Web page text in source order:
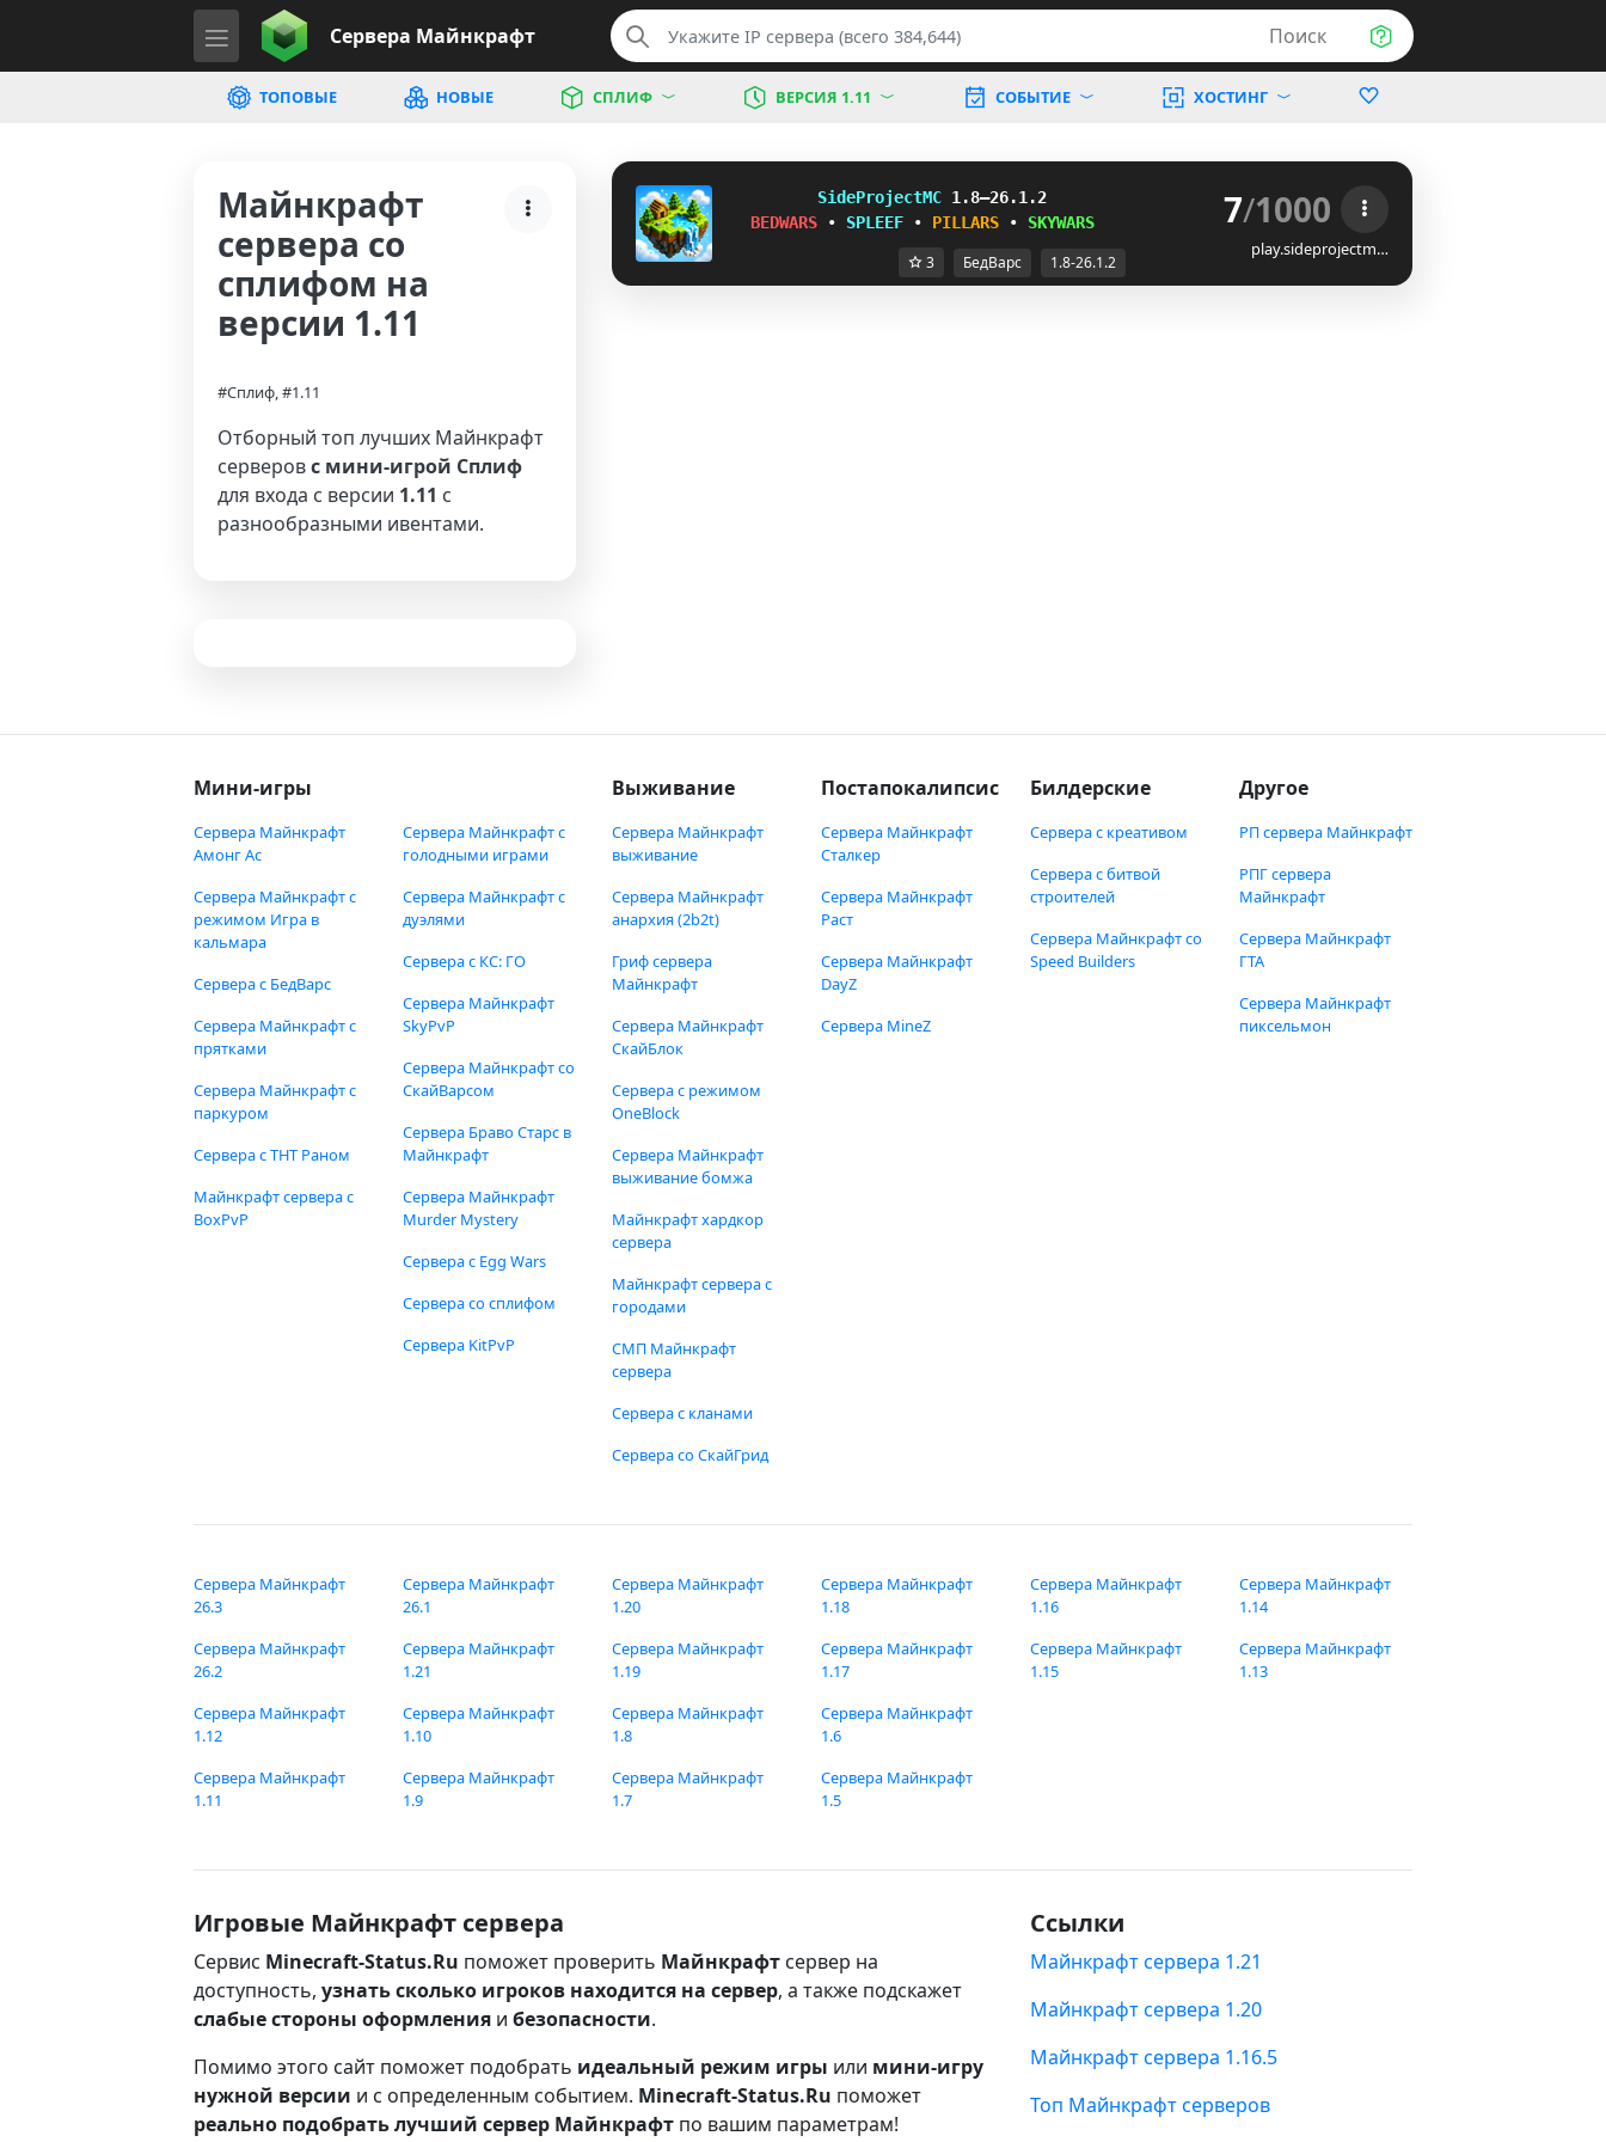
Сервера Майнкрафт Поиск
ТОПОВЫЕ НОВЫЕ СПЛИФ ВЕРСИЯ 1.11 СОБЫТИЕ ХОСТИНГ
Майнкрафт
сервера со
сплифом на
версии 1.11
#Сплиф, #1.11
Отборный топ лучших Майнкрафт
серверовс мини-игрой Сплиф
для входа с версии 1.11 с
разнообразными ивентами.
SideProjectMC 1.8–26.1.2
BEDWARS
• SPLEEF • PILLARS • SKYWARS 7/1000
play.sideprojectm…
3 БедВарс 1.8-26.1.2
Мини-игры
Сервера Майнкрафт
Амонг Ас
Сервера Майнкрафт с
режимом Игра в
кальмара
Сервера с БедВарс
Сервера Майнкрафт с
прятками
Сервера Майнкрафт с
паркуром
Сервера с ТНТ Раном
Майнкрафт сервера с
BoxPvP
Сервера Майнкрафт с
голодными играми
Сервера Майнкрафт с
дуэлями
Сервера с КС: ГО
Сервера Майнкрафт
SkyPvP
Сервера Майнкрафт со
СкайВарсом
Сервера Браво Старс в
Майнкрафт
Сервера Майнкрафт
Murder Mystery
Сервера с Egg Wars
Сервера со сплифом
Сервера KitPvP
Выживание
Сервера Майнкрафт
выживание
Сервера Майнкрафт
анархия (2b2t)
Гриф сервера
Майнкрафт
Сервера Майнкрафт
СкайБлок
Сервера с режимом
OneBlock
Сервера Майнкрафт
выживание бомжа
Майнкрафт хардкор
сервера
Майнкрафт сервера с
городами
СМП Майнкрафт
сервера
Сервера с кланами
Сервера со СкайГрид
Постапокалипсис
Сервера Майнкрафт
Сталкер
Сервера Майнкрафт
Раст
Сервера Майнкрафт
DayZ
Сервера MineZ
Билдерские
Сервера с креативом
Сервера с битвой
строителей
Сервера Майнкрафт со
Speed Builders
Другое
РП сервера Майнкрафт
РПГ сервера
Майнкрафт
Сервера Майнкрафт
ГТА
Сервера Майнкрафт
пиксельмон
Сервера Майнкрафт
26.3
Сервера Майнкрафт
26.2
Сервера Майнкрафт
26.1
Сервера Майнкрафт
1.21
Сервера Майнкрафт
1.20
Сервера Майнкрафт
1.19
Сервера Майнкрафт
1.18
Сервера Майнкрафт
1.17
Сервера Майнкрафт
1.16
Сервера Майнкрафт
1.15
Сервера Майнкрафт
1.14
Сервера Майнкрафт
1.13
Сервера Майнкрафт
1.12
Сервера Майнкрафт
1.11
Сервера Майнкрафт
1.10
Сервера Майнкрафт
1.9
Сервера Майнкрафт
1.8
Сервера Майнкрафт
1.7
Сервера Майнкрафт
1.6
Сервера Майнкрафт
1.5
Игровые Майнкрафт сервера
Сервис Minecraft-Status.Ru поможет проверить Майнкрафт сервер на
доступность, узнать сколько игроков находится на сервер, а также подскажет
слабые стороны оформления и безопасности.
Помимо этого сайт поможет подобрать идеальный режим игры или мини-игру
нужной версии и с определенным событием. Minecraft-Status.Ru поможет
реально подобрать лучший сервер Майнкрафт по вашим параметрам!
Ссылки
Майнкрафт сервера 1.21
Майнкрафт сервера 1.20
Майнкрафт сервера 1.16.5
Топ Майнкрафт серверов